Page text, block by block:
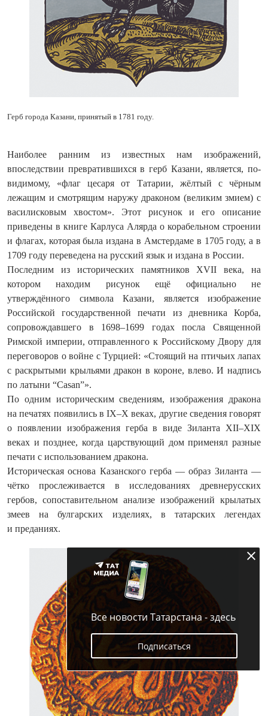
Герб города Казани, принятый в 1781 году.
Наиболее ранним из известных нам изображений,
впоследствии превратившихся в герб Казани, является, по-
видимому, «флаг цесаря от Татарии, жёлтый с чёрным
лежащим и смотрящим наружу драконом (великим змием) с
василисковым хвостом». Этот рисунок и его описание
приведены в книге Карлуса Алярда о корабельном строении
и флагах, которая была издана в Амстердаме в 1705 году, а в
1709 году переведена на русский язык и издана в России.
Последним из исторических памятников XVII века, на
котором находим рисунок ещё официально не
утверждённого символа Казани, является изображение
Российской государственной печати из дневника Корба,
сопровождавшего в 1698–1699 годах посла Священной
Римской империи, отправленного к Российскому Двору для
переговоров о войне с Турцией: «Стоящий на птичьих лапах
с раскрытыми крыльями дракон в короне, влево. И надпись
по латыни “Casan”».
По одним историческим сведениям, изображения дракона
на печатях появились в IX–X веках, другие сведения говорят
о появлении изображения герба в виде Зиланта XII–XIX
веках и позднее, когда царствующий дом применял разные
печати с использованием дракона.
Историческая основа Казанского герба — образ Зиланта —
чётко прослеживается в исследованиях древнерусских
гербов, сопоставительном анализе изображений крылатых
змеев на булгарских изделиях, в татарских легендах
и преданиях.
Все новости Татарстана - здесь
Подписаться